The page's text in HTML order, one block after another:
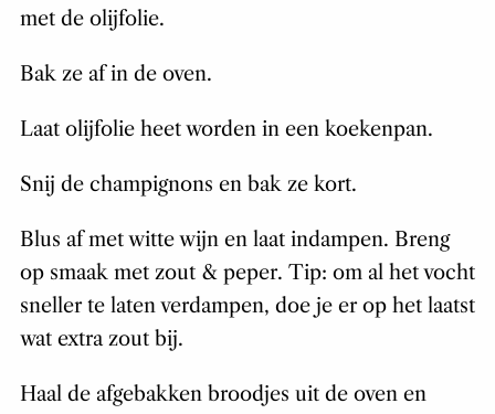
met de olijfolie.
Bak ze af in de oven.
Laat olijfolie heet worden in een koekenpan.
Snij de champignons en bak ze kort.
Blus af met witte wijn en laat indampen. Breng
op smaak met zout & peper. Tip: om al het vocht
sneller te laten verdampen, doe je er op het laatst
wat extra zout bij.
Haal de afgebakken broodjes uit de oven en